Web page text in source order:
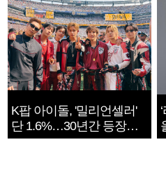
K팝 아이돌, '밀리언셀러'
단 1.6%…30년간 등장
1182개팀 전수조사